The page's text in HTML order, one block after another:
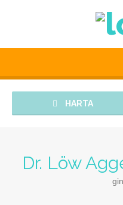
HARTA
Dr. Löw